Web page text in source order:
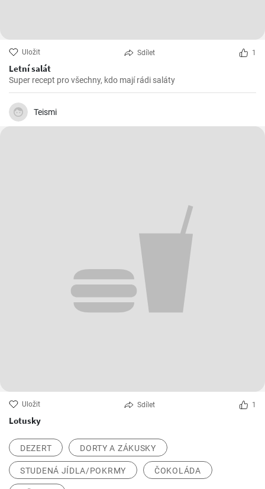
Uložit Sdílet 1
Letní salát
Super recept pro všechny, kdo mají rádi saláty
Teismi
Uložit Sdílet 1
Lotusky
DEZERT DORTY A ZÁKUSKY
STUDENÁ JÍDLA/POKRMY ČOKOLÁDA